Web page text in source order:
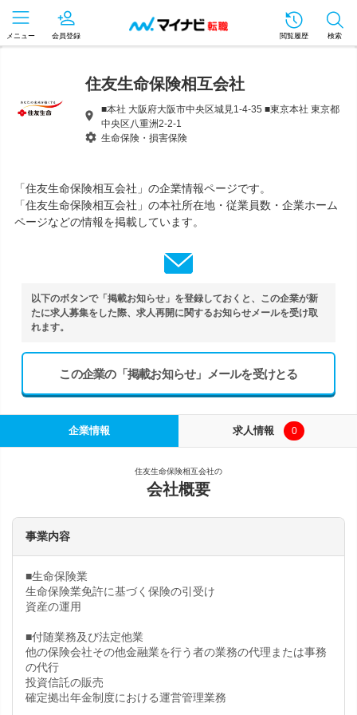
メニュー 会員登録 閲覧履歴 検索
住友生命保険相互会社
■本社 大阪府大阪市中央区城見1-4-35 ■東京本社 東京都
中央区八重洲2-2-1
生命保険・損害保険
「住友生命保険相互会社」の企業情報ページです。
「住友生命保険相互会社」の本社所在地・従業員数・企業ホーム
ページなどの情報を掲載しています。
以下のボタンで「掲載お知らせ」を登録しておくと、この企業が新
たに求人募集をした際、求人再開に関するお知らせメールを受け取
れます。
この企業の「掲載お知らせ」メールを受けとる
企業情報 求人情報 0
住友生命保険相互会社の
会社概要
事業内容
■生命保険業
生命保険業免許に基づく保険の引受け
資産の運用
■付随業務及び法定他業
他の保険会社その他金融業を行う者の業務の代理または事務
の代行
投資信託の販売
確定拠出年金制度における運営管理業務